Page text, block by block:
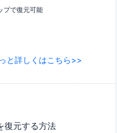
プで復元可能
と詳しくはこちら>>
復元する方法